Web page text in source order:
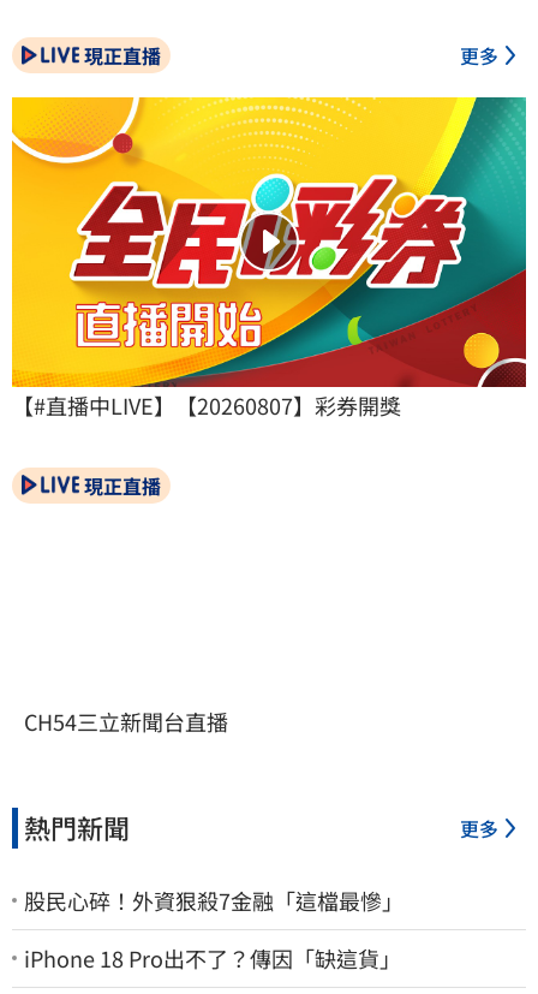
現正直播 更多
【#直播中LIVE】【20260807】彩券開獎
現正直播
CH54三立新聞台直播
熱門新聞 更多
股民心碎！外資狠殺7金融「這檔最慘」
iPhone 18 Pro出不了？傳因「缺這貨」